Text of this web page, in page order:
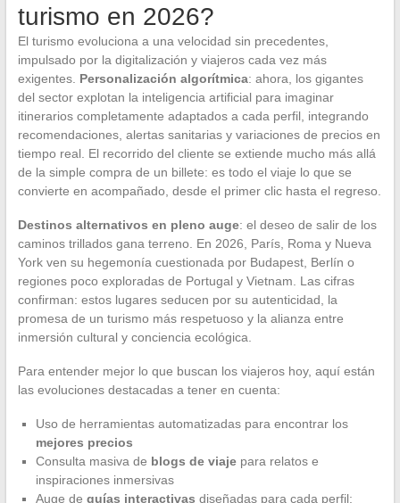
turismo en 2026?
El turismo evoluciona a una velocidad sin precedentes,
impulsado por la digitalización y viajeros cada vez más
exigentes. Personalización algorítmica: ahora, los gigantes
del sector explotan la inteligencia artificial para imaginar
itinerarios completamente adaptados a cada perfil, integrando
recomendaciones, alertas sanitarias y variaciones de precios en
tiempo real. El recorrido del cliente se extiende mucho más allá
de la simple compra de un billete: es todo el viaje lo que se
convierte en acompañado, desde el primer clic hasta el regreso.
Destinos alternativos en pleno auge: el deseo de salir de los
caminos trillados gana terreno. En 2026, París, Roma y Nueva
York ven su hegemonía cuestionada por Budapest, Berlín o
regiones poco exploradas de Portugal y Vietnam. Las cifras
confirman: estos lugares seducen por su autenticidad, la
promesa de un turismo más respetuoso y la alianza entre
inmersión cultural y conciencia ecológica.
Para entender mejor lo que buscan los viajeros hoy, aquí están
las evoluciones destacadas a tener en cuenta:
Uso de herramientas automatizadas para encontrar los
mejores precios
Consulta masiva de blogs de viajepara relatos e
inspiraciones inmersivas
Auge de guías interactivas diseñadas para cada perfil: